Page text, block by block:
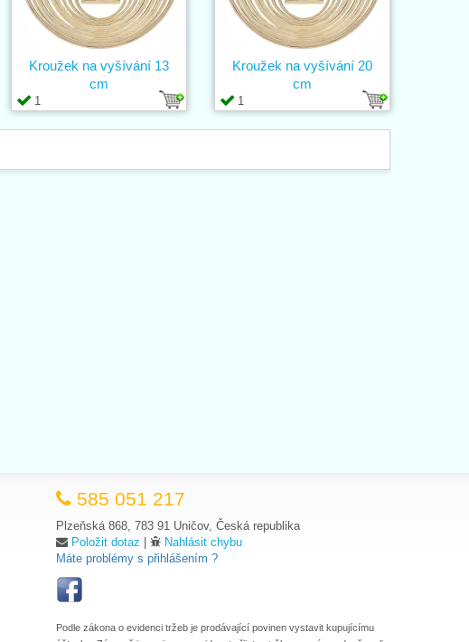
1
Kroužek na vyšívání 13
cm
1
Kroužek na vyšívání 20
cm
585 051 217
Plzeňská 868, 783 91 Uničov, Česká republika
Položit dotaz |
Nahlásit chybu
Máte problémy s přihlášením ?
Podle zákona o evidenci tržeb je prodávající povinen vystavit kupujícímu